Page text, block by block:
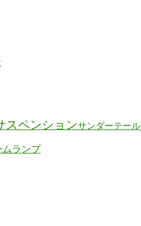
スペンションサンダーテール
ムランプ